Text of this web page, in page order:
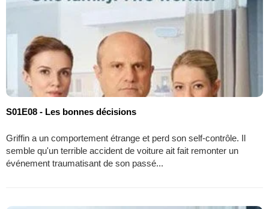
S01E08 - Les bonnes décisions
Griffin a un comportement étrange et perd son self-contrôle. Il
semble qu'un terrible accident de voiture ait fait remonter un
événement traumatisant de son passé...